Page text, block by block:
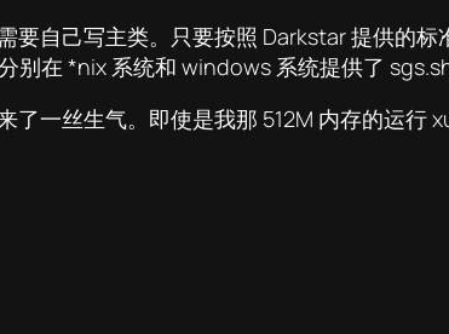
要自己写主类。只要按照 Darkstar 提供的
别在 *nix 系统和 windows 系统提供了
了一丝生气。即使是我那 512M 内存的运